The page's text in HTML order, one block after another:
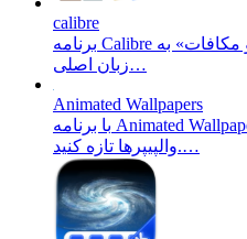
calibre
برنامه Calibre چیست؟ نسخه‌ نایابی از «جنایت و مکافات» به
زبان اصلی…
Animated Wallpapers
با برنامه Animated Wallpapers دسکتاپ خود را با بهترین
والپیپرها تازه کنید.…